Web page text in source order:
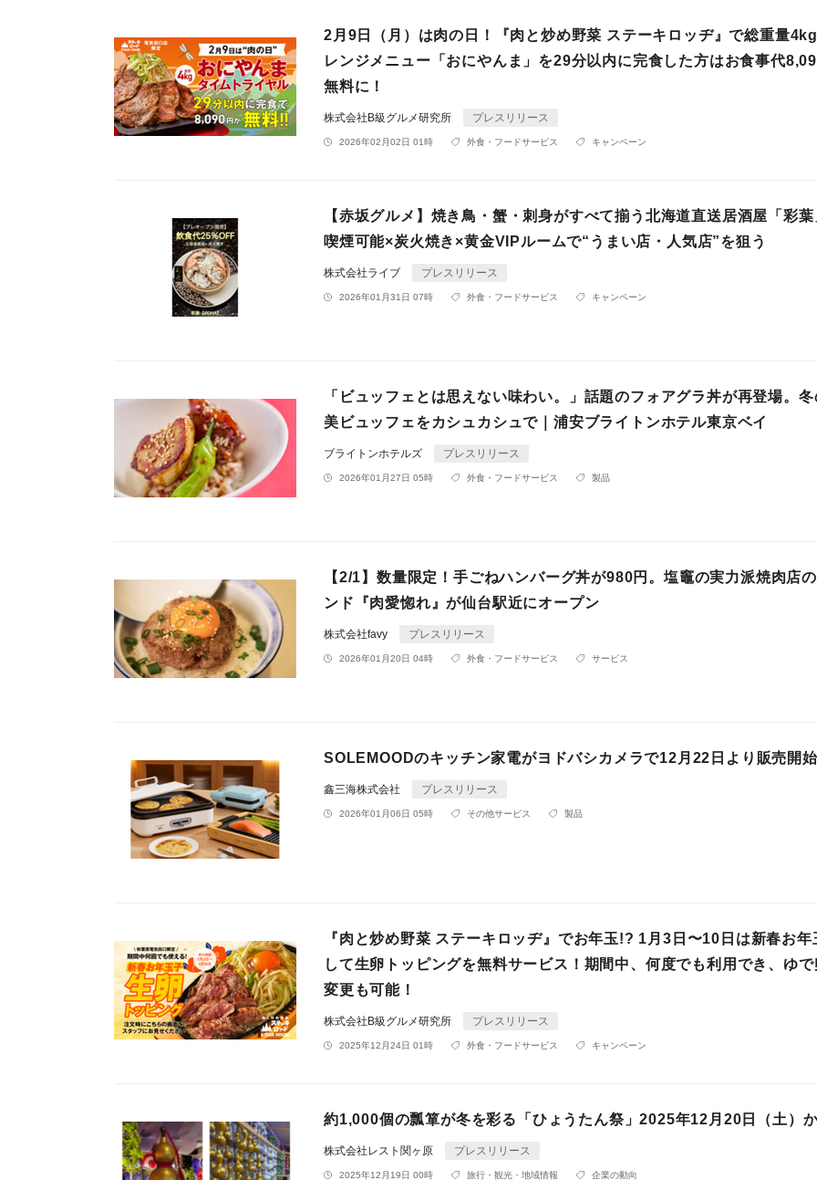
2月9日（月）は肉の日！『肉と炒め野菜 ステーキロッヂ』で総重量
レンジメニュー「おにやんま」を29分以内に完食した方はお食事代
無料に！
株式会社B級グルメ研究所 プレスリリース
2026年02月02日 01時 外食・フードサービス キャンペーン
【赤坂グルメ】焼き鳥・蟹・刺身がすべて揃う北海道直送居酒屋「彩
喫煙可能×炭火焼き×黄金VIPルームで“うまい店・人気店”を狙う
株式会社ライブ プレスリリース
2026年01月31日 07時 外食・フードサービス キャンペーン
「ビュッフェとは思えない味わい。」話題のフォアグラ丼が再登場。
美ビュッフェをカシュカシュで｜浦安ブライトンホテル東京ベイ
ブライトンホテルズ プレスリリース
2026年01月27日 05時 外食・フードサービス 製品
【2/1】数量限定！手ごねハンバーグ丼が980円。塩竈の実力派焼肉店
ンド『肉愛惚れ』が仙台駅近にオープン
株式会社favy プレスリリース
2026年01月20日 04時 外食・フードサービス サービス
SOLEMOODのキッチン家電がヨドバシカメラで12月22日より販売開
鑫三海株式会社 プレスリリース
2026年01月06日 05時 その他サービス 製品
『肉と炒め野菜 ステーキロッヂ』でお年玉!? 1月3日〜10日は新春お年
して生卵トッピングを無料サービス！期間中、何度でも利用でき、ゆ
変更も可能！
株式会社B級グルメ研究所 プレスリリース
2025年12月24日 01時 外食・フードサービス キャンペーン
約1,000個の瓢箪が冬を彩る「ひょうたん祭」2025年12月20日（土）
株式会社レスト関ヶ原 プレスリリース
2025年12月19日 00時 旅行・観光・地域情報 企業の動向